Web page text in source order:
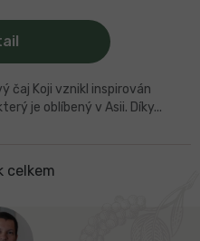
čaj Koji vznikl inspirován
je oblíbený v Asii. Díky...
celkem